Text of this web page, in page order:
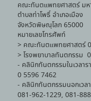
คณะทันตแพทยศาสตร์ มห
ตำบลท่าโพธิ์ อำเภอเมือง
จังหวัดพิษณุโลก 65000
หมายเลขโทรศัพท์
> คณะทันตแพทยศาสตร์
> โรงพยาบาลทันตกรรม
- คลินิกทันตกรรมในเวลาร
0 5596 7462
- คลินิกทันตกรรมนอกเวล
081-962-1229, 081-